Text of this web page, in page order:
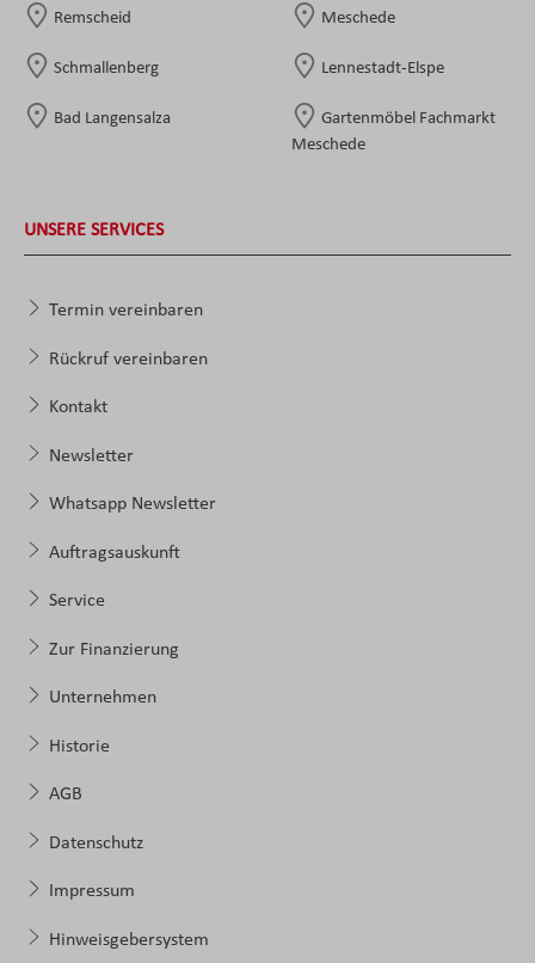
Remscheid Meschede
Schmallenberg Lennestadt-Elspe
Bad Langensalza
Gartenmöbel Fachmarkt
Meschede
UNSERE SERVICES
Termin vereinbaren
Rückruf vereinbaren
Kontakt
Newsletter
Whatsapp Newsletter
Auftragsauskunft
Service
Zur Finanzierung
Unternehmen
Historie
AGB
Datenschutz
Impressum
Hinweisgebersystem